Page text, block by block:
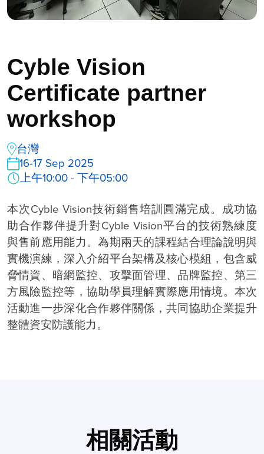
Cyble Vision
Certificate partner
workshop
台灣
16-17 Sep 2025
上午10:00 - 下午05:00
本次Cyble Vision技術銷售培訓圓滿完成。成功協
助合作夥伴提升對Cyble Vision平台的技術熟練度
與售前應用能力。為期兩天的課程結合理論說明與
實機演練，深入介紹平台架構及核心模組，包含威
脅情資、暗網監控、攻擊面管理、品牌監控、第三
方風險監控等，協助學員理解實際應用情境。本次
活動進一步深化合作夥伴關係，共同協助企業提升
整體資安防護能力。
相關活動